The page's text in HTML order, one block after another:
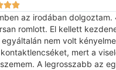

az irodában dolgoztam.
romlott. El kellett
nem volt
mert a
A legrosszabb az